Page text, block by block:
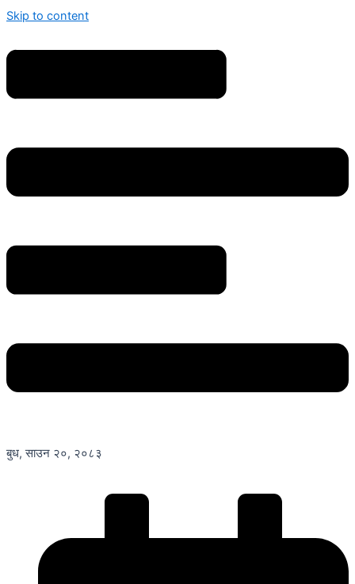
Skip to content
बुध, साउन २०, २०८३